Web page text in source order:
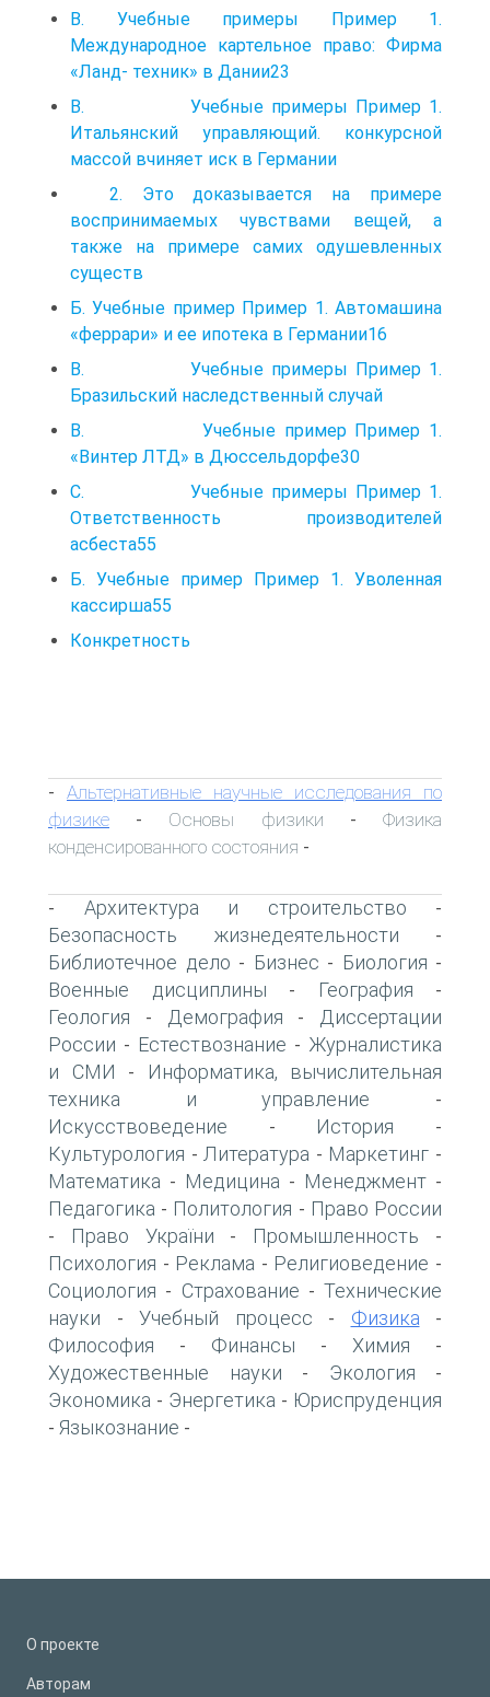
В. Учебные примеры Пример 1.
Международное картельное право: Фирма
«Ланд- техник» в Дании23
В. Учебные примеры Пример 1.
Итальянский управляющий. конкурсной
массой вчиняет иск в Германии
2. Это доказывается на примере
воспринимаемых чувствами вещей, а
также на примере самих одушевленных
существ
Б. Учебные пример Пример 1. Автомашина
«феррари» и ее ипотека в Германии16
В. Учебные примеры Пример 1.
Бразильский наследственный случай
В. Учебные пример Пример 1.
«Винтер ЛТД» в Дюссельдорфе30
С. Учебные примеры Пример 1.
Ответственность производителей
асбеста55
Б. Учебные пример Пример 1. Уволенная
кассирша55
Конкретность
- Альтернативные научные исследования по
физике - Основы физики -Физика
конденсированного состояния -
- Архитектура и строительство -
Безопасность жизнедеятельности -
Библиотечное дело - Бизнес - Биология -
Военные дисциплины - География -
Геология - Демография -
Диссертации
России - Естествознание - Журналистика
и СМИ -
Информатика, вычислительная
техника и управление -
Искусствоведение - История -
Культурология -Литература - Маркетинг -
Математика - Медицина - Менеджмент -
Педагогика - Политология - Право России
- Право України - Промышленность -
Психология - Реклама - Религиоведение -
Социология - Страхование - Технические
науки - Учебный процесс - Физика -
Философия - Финансы - Химия -
Художественные науки - Экология -
Экономика - Энергетика - Юриспруденция
- Языкознание -
О проекте
Авторам